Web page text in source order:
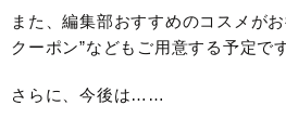
また、編集部おすすめのコスメが
クーポン”などもご用意する予定です
さらに、今後は……